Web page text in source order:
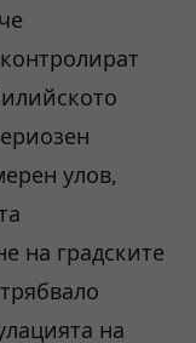
улов,
на градските
на